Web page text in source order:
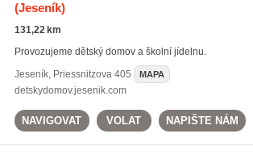
(Jeseník)
131,22 km
Provozujeme dětský domov a školní jídelnu.
Jeseník, Priessnitzova 405 MAPA
detskydomov.jesenik.com
NAVIGOVAT VOLAT NAPIŠTE NÁM